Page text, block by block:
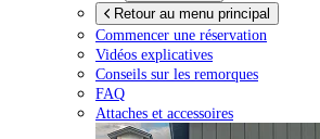
Retour au menu principal
Commencer une réservation
Vidéos explicatives
Conseils sur les remorques
FAQ
Attaches et accessoires